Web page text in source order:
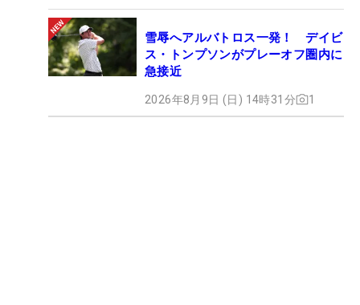
雪辱へアルバトロス一発！ デイビ
ス・トンプソンがプレーオフ圏内に
急接近
2026年8月9日 (日) 14時31分 1